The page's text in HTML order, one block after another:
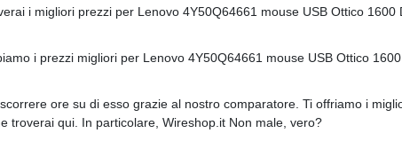
i migliori prezzi per Lenovo 4Y50Q64661 mouse USB Ottico 1600
i prezzi migliori per Lenovo 4Y50Q64661 mouse USB Ottico
ore su di esso grazie al nostro comparatore. Ti offriamo i
troverai qui. In particolare, Wireshop.it Non male, vero?